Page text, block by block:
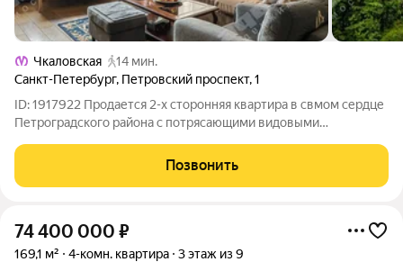
Чкаловская
14 мин.
Санкт-Петербург, Петровский проспект,1
ID: 1917922 Продается 2-х сторонняя квартира в свмом сердце
Петроградского района с потрясающими видовыми
Ждановку. В непосредственной близости находится
Петровский парк и Петровский пруд, что
Позвонить
74 400 000 ₽
169,1 м² 4-комн. квартира 3 этаж из 9